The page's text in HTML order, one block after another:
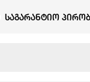
ᲡᲐᲒᲐᲠᲐᲜᲢᲘᲝ